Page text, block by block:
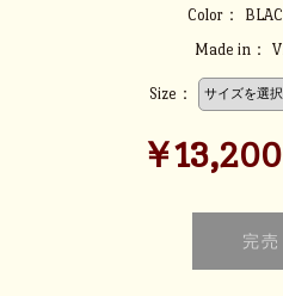
Color：
Made in：
Size：
￥